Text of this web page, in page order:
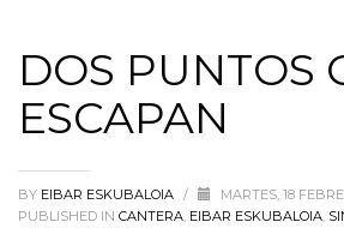
DOS PUNTOS
ESCAPAN
BY EIBAR ESKUBALOIA / MARTES, 18
PUBLISHED IN CANTERA, EIBAR ESKUBALOIA,